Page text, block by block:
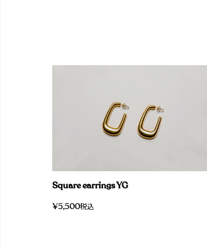
Square earrings YG
¥5,500税込